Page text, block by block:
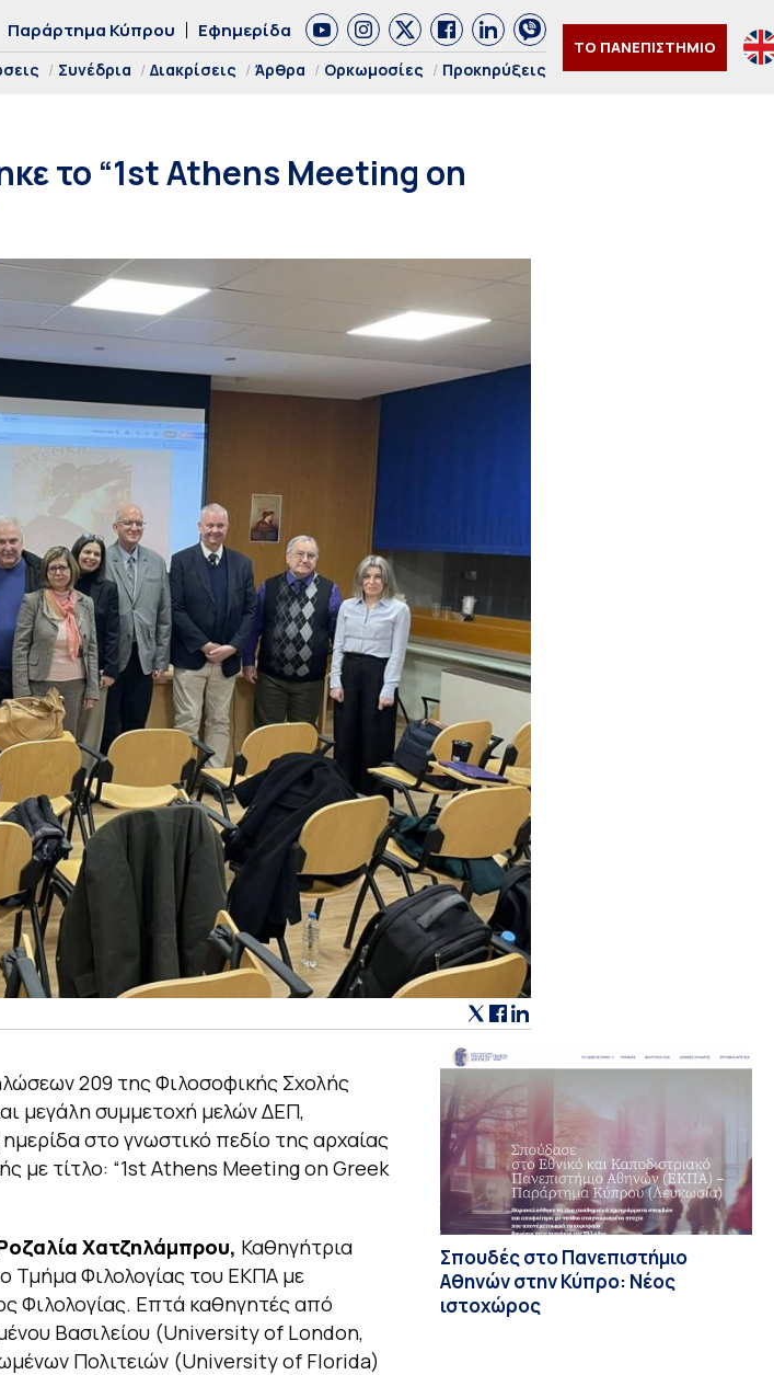
Παράρτημα Κύπρου Εφημερίδα
Συνέδρια Διακρίσεις Άρθρα Ορκωμοσίες Προκηρύξεις
ΤΟ ΠΑΝΕΠΙΣΤΗΜΙΟ
το “1st Athens Meeting on
209 της Φιλοσοφικής Σχολής
μεγάλη συμμετοχή μελών ΔΕΠ,
στο γνωστικό πεδίο της αρχαίας
με τίτλο: “1st Athens Meeting on Greek
Χατζηλάμπρου, Καθηγήτρια
Τμήμα Φιλολογίας του ΕΚΠΑ με
Φιλολογίας. Επτά καθηγητές από
Βασιλείου (University of London,
Πολιτειών (University of Florida)
Σπουδές στο Πανεπιστήμιο
Αθηνών στην Κύπρο: Νέος
ιστοχώρος